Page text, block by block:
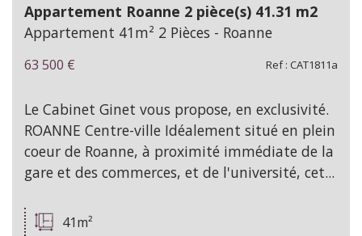
Appartement Roanne 2 pièce(s) 41.31 m2
Appartement 41m² 2 Pièces - Roanne
63 500 € Ref : CAT1811a
Le Cabinet Ginet vous propose, en exclusivité.
ROANNE Centre-ville Idéalement situé en plein
coeur de Roanne, à proximité immédiate de la
gare et des commerces, et de l'université, cet...
41m²